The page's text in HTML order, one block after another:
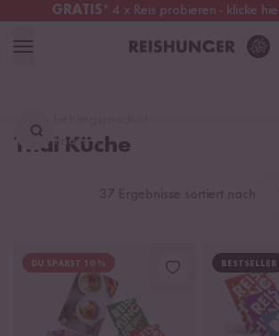
GRATIS* 4 x Reis probieren - klicke
Schweiz Alle
finden ...
Thai Küche
DU SPARST 10 % BESTSELLER